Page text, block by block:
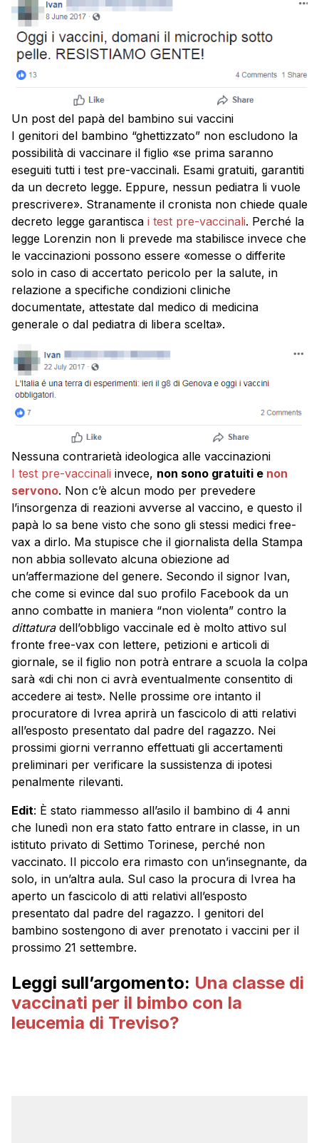
Un post del papà del bambino sui vaccini
I genitori del bambino “ghettizzato” non escludono la
possibilità di vaccinare il figlio «se prima saranno
eseguiti tutti i test pre-vaccinali. Esami gratuiti, garantiti
da un decreto legge. Eppure, nessun pediatra li vuole
prescrivere». Stranamente il cronista non chiede quale
decreto legge garantisca i test pre-vaccinali. Perché la
legge Lorenzin non li prevede ma stabilisce invece che
le vaccinazioni possono essere «omesse o differite
solo in caso di accertato pericolo per la salute, in
relazione a specifiche condizioni cliniche
documentate, attestate dal medico di medicina
generale o dal pediatra di libera scelta».
Nessuna contrarietà ideologica alle vaccinazioni
I test pre-vaccinali invece, non sono gratuiti e non
servono. Non c’è alcun modo per prevedere
l’insorgenza di reazioni avverse al vaccino, e questo il
papà lo sa bene visto che sono gli stessi medici free-
vax a dirlo. Ma stupisce che il giornalista della Stampa
non abbia sollevato alcuna obiezione ad
un’affermazione del genere. Secondo il signor Ivan,
che come si evince dal suo profilo Facebook da un
anno combatte in maniera “non violenta” contro la
dittaturadell’obbligo vaccinale ed è molto attivo sul
fronte free-vax con lettere, petizioni e articoli di
giornale, se il figlio non potrà entrare a scuola la colpa
sarà «di chi non ci avrà eventualmente consentito di
accedere ai test». Nelle prossime ore intanto il
procuratore di Ivrea aprirà un fascicolo di atti relativi
all’esposto presentato dal padre del ragazzo. Nei
prossimi giorni verranno effettuati gli accertamenti
preliminari per verificare la sussistenza di ipotesi
penalmente rilevanti.
Edit: È stato riammesso all’asilo il bambino di 4 anni
che lunedì non era stato fatto entrare in classe, in un
istituto privato di Settimo Torinese, perché non
vaccinato. Il piccolo era rimasto con un’insegnante, da
solo, in un’altra aula. Sul caso la procura di Ivrea ha
aperto un fascicolo di atti relativi all’esposto
presentato dal padre del ragazzo. I genitori del
bambino sostengono di aver prenotato i vaccini per il
prossimo 21 settembre.
Leggi sull’argomento: Una classe di
vaccinati per il bimbo con la
leucemia di Treviso?